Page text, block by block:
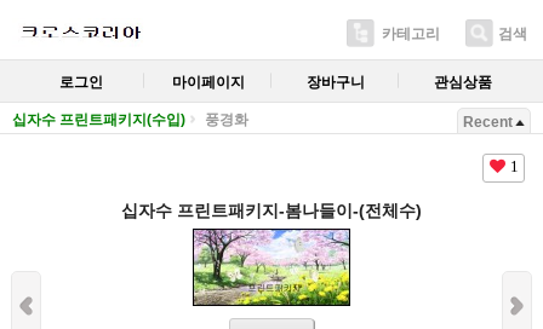
카테고리 검색
로그인 마이페이지 장바구니 관심상품
십자수 프린트패키지(수입) 풍경화 Recent
1
십자수 프린트패키지-봄나들이-(전체수)